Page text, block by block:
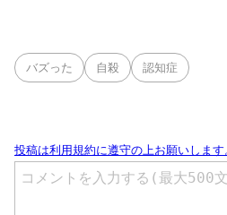
バズった 自殺 認知症